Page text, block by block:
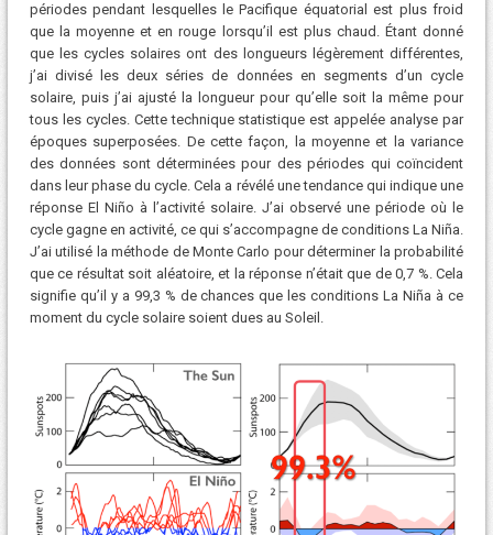
périodes pendant lesquelles le Pacifique équatorial est plus froid
que la moyenne et en rouge lorsqu’il est plus chaud. Étant donné
que les cycles solaires ont des longueurs légèrement différentes,
j’ai divisé les deux séries de données en segments d’un cycle
solaire, puis j’ai ajusté la longueur pour qu’elle soit la même pour
tous les cycles. Cette technique statistique est appelée analyse par
époques superposées. De cette façon, la moyenne et la variance
des données sont déterminées pour des périodes qui coïncident
dans leur phase du cycle. Cela a révélé une tendance qui indique une
réponse El Niño à l’activité solaire. J’ai observé une période où le
cycle gagne en activité, ce qui s’accompagne de conditions La Niña.
J’ai utilisé la méthode de Monte Carlo pour déterminer la probabilité
que ce résultat soit aléatoire, et la réponse n’était que de 0,7 %. Cela
signifie qu’il y a 99,3 % de chances que les conditions La Niña à ce
moment du cycle solaire soient dues au Soleil.